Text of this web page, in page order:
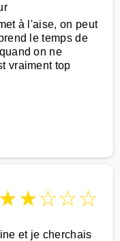
à l'aise, on peut
le temps de
on ne
vraiment top
★★☆☆☆
et je cherchais